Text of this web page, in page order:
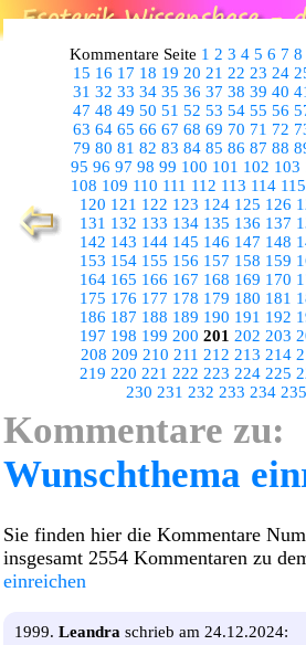
Kommentare Seite 1 2 3 4 5 6 7 8
15 16 17 18 19 20 21 22 23 24
31 32 33 34 35 36 37 38 39 40
47 48 49 50 51 52 53 54 55 56
63 64 65 66 67 68 69 70 71 72
79 80 81 82 83 84 85 86 87 88
95 96 97 98 99 100 101 102 103
108 109 110 111 112 113 114 115
120 121 122 123 124 125 126
131 132 133 134 135 136 137
142 143 144 145 146 147 148
153 154 155 156 157 158 159
164 165 166 167 168 169 170
175 176 177 178 179 180 181
186 187 188 189 190 191 192
197 198 199 200 201 202 203
208 209 210 211 212 213 214
219 220 221 222 223 224 225
230 231 232 233 234 235
Kommentare zu:
Wunschthema
Sie finden hier die Kommentare
insgesamt 2554 Kommentaren zu
einreichen
1999. Leandra schrieb am 24.12.2024: